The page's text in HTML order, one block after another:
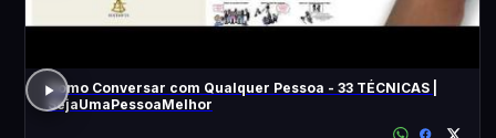
Como Conversar com Qualquer Pessoa - 33 TÉCNICAS |
SejaUmaPessoaMelhor